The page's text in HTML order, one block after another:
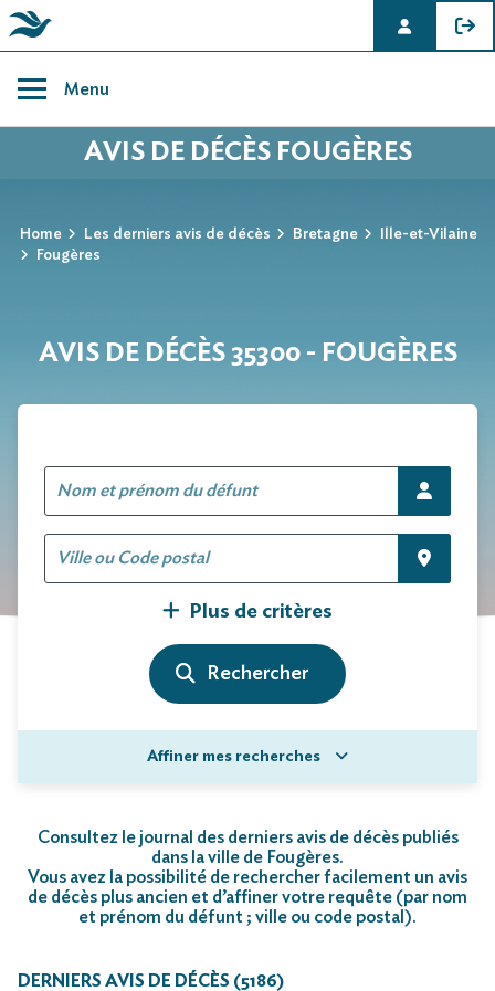
content
Menu
AVIS DE DÉCÈS FOUGÈRES
Home Les derniers avis de décès Bretagne
Ille-et-Vilaine
Fougères
AVIS DE DÉCÈS 35300 - FOUGÈRES
Plus de critères
Affiner mes recherches
Consultez le journal des derniers avis de décès publiés
dans la ville de Fougères.
Vous avez la possibilité de rechercher facilement un avis
de décès plus ancien et d’affiner votre requête (par nom
et prénom du défunt ; ville ou code postal).
DERNIERS AVIS DE DÉCÈS (5186)